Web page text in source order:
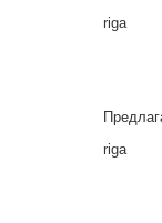
riga
riga